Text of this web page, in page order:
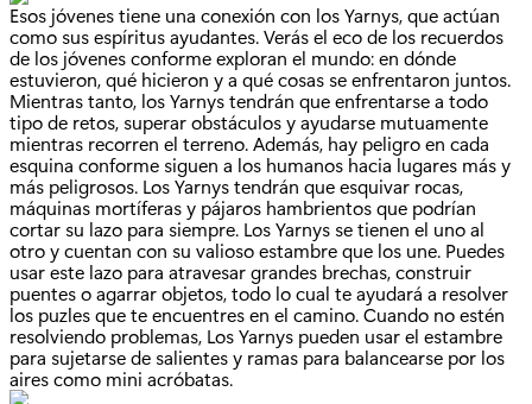
Esos jóvenes tiene una conexión con los Yarnys, que actúan
como sus espíritus ayudantes. Verás el eco de los recuerdos
de los jóvenes conforme exploran el mundo: en dónde
estuvieron, qué hicieron y a qué cosas se enfrentaron juntos.
Mientras tanto, los Yarnys tendrán que enfrentarse a todo
tipo de retos, superar obstáculos y ayudarse mutuamente
mientras recorren el terreno. Además, hay peligro en cada
esquina conforme siguen a los humanos hacia lugares más y
más peligrosos. Los Yarnys tendrán que esquivar rocas,
máquinas mortíferas y pájaros hambrientos que podrían
cortar su lazo para siempre. Los Yarnys se tienen el uno al
otro y cuentan con su valioso estambre que los une. Puedes
usar este lazo para atravesar grandes brechas, construir
puentes o agarrar objetos, todo lo cual te ayudará a resolver
los puzles que te encuentres en el camino. Cuando no estén
resolviendo problemas, Los Yarnys pueden usar el estambre
para sujetarse de salientes y ramas para balancearse por los
aires como mini acróbatas.